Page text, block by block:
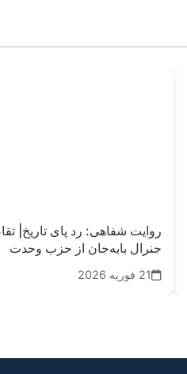
روایت‌ شفاهی: رد پای تاریخ|
جنرال بابه‌جان از حزب وحدت
21 فوریه 2026